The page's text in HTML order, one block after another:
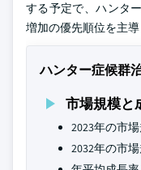
する予定で、ハンタ
増加の優先順位を主導
ハンター症候群
市場規模と
2023年の市
2032年の市